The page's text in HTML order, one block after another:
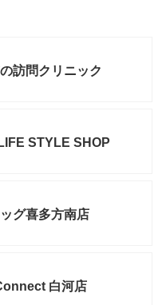
訪問クリニック
STYLE SHOP
グ喜多方南店
白河店